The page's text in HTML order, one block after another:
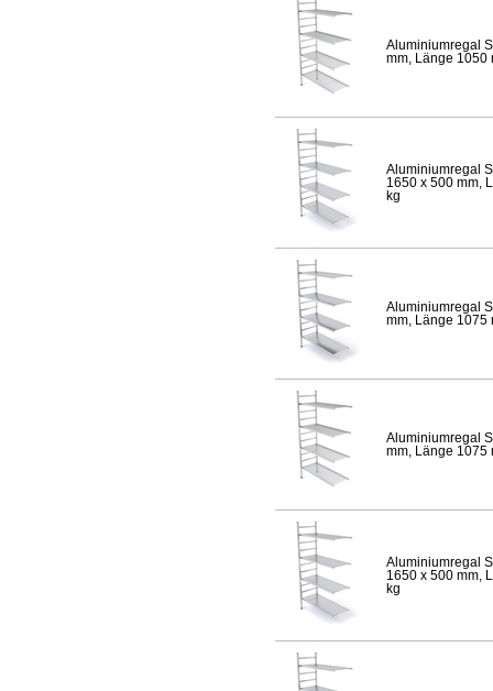
Aluminiumregal
mm, Länge 1050
Aluminiumregal
1650 x 500 mm,
kg
Aluminiumregal
mm, Länge 1075
Aluminiumregal
mm, Länge 1075
Aluminiumregal
1650 x 500 mm,
kg